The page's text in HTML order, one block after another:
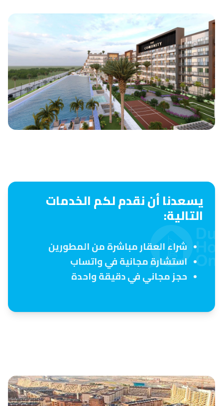
يسعدنا أن نقدم لكم الخدمات
التالية:
شراء العقار مباشرة من المطورين
استشارة مجانية في واتساب
حجز مجاني في دقيقة واحدة